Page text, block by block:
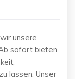
unsere
sofort bieten
lassen. Unser